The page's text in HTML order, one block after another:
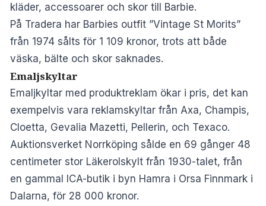
kläder, accessoarer och skor till Barbie.
På Tradera har Barbies outfit ”Vintage St Morits”
från 1974 sålts för 1 109 kronor, trots att både
väska, bälte och skor saknades.
Emaljskyltar
Emaljkyltar med produktreklam ökar i pris, det kan
exempelvis vara reklamskyltar från Axa, Champis,
Cloetta, Gevalia Mazetti, Pellerin, och Texaco.
Auktionsverket Norrköping sålde en 69 gånger 48
centimeter stor Läkerolskylt från 1930-talet, från
en gammal ICA-butik i byn Hamra i Orsa Finnmark i
Dalarna, för 28 000 kronor.